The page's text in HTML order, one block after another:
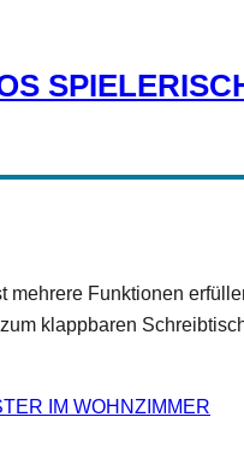
Funktionen
klappbaren